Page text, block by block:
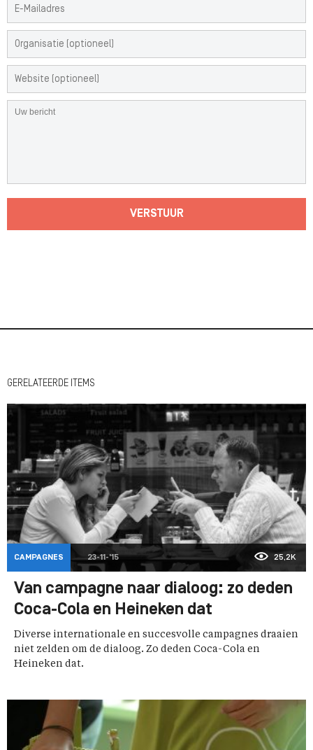
VERSTUUR
GERELATEERDE ITEMS
CAMPAGNES 23-11-'15 25,2K
Van campagne naar dialoog: zo deden
Coca-Cola en Heineken dat
Diverse internationale en succesvolle campagnes draaien
niet zelden om de dialoog. Zo deden Coca-Cola en
Heineken dat.